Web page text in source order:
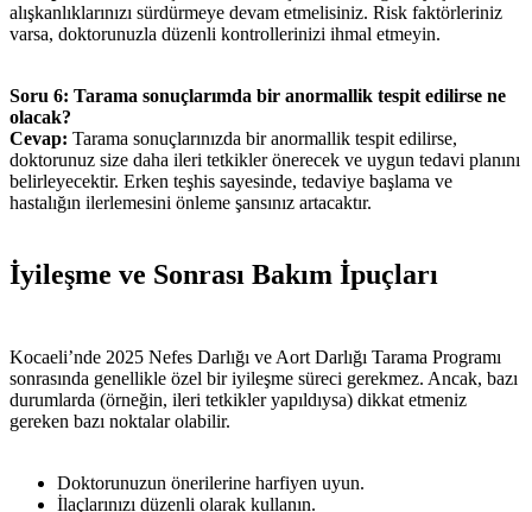
alışkanlıklarınızı sürdürmeye devam etmelisiniz. Risk faktörleriniz
varsa, doktorunuzla düzenli kontrollerinizi ihmal etmeyin.
Soru 6: Tarama sonuçlarımda bir anormallik tespit edilirse ne
olacak?
Cevap: Tarama sonuçlarınızda bir anormallik tespit edilirse,
doktorunuz size daha ileri tetkikler önerecek ve uygun tedavi planını
belirleyecektir. Erken teşhis sayesinde, tedaviye başlama ve
hastalığın ilerlemesini önleme şansınız artacaktır.
İyileşme ve Sonrası Bakım İpuçları
Kocaeli’nde 2025 Nefes Darlığı ve Aort Darlığı Tarama Programı
sonrasında genellikle özel bir iyileşme süreci gerekmez. Ancak, bazı
durumlarda (örneğin, ileri tetkikler yapıldıysa) dikkat etmeniz
gereken bazı noktalar olabilir.
Doktorunuzun önerilerine harfiyen uyun.
İlaçlarınızı düzenli olarak kullanın.